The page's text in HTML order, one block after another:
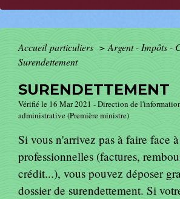
Accueil particuliers > Argent - Impôts -
Surendettement
SURENDETTEMENT
Vérifié le 16 Mar 2021 - Direction de
administrative (Première ministre)
Si vous n'arrivez pas à faire face
professionnelles (factures,
crédit...), vous pouvez déposer
dossier de surendettement. Si